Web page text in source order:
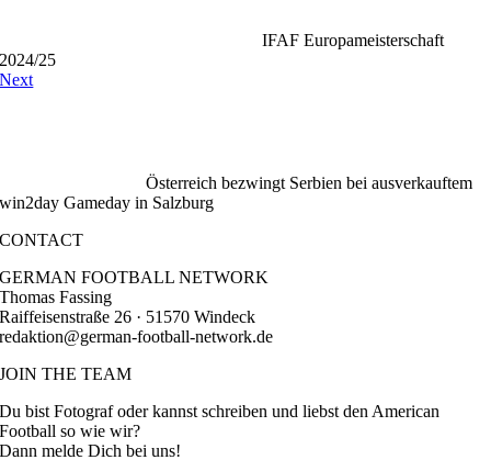
IFAF Europameisterschaft
2024/25
Next
Österreich bezwingt Serbien bei ausverkauftem
win2day Gameday in Salzburg
CONTACT
GERMAN FOOTBALL NETWORK
Thomas Fassing
Raiffeisenstraße 26 · 51570 Windeck
redaktion@german-football-network.de
JOIN THE TEAM
Du bist Fotograf oder kannst schreiben und liebst den American
Football so wie wir?
Dann melde Dich bei uns!